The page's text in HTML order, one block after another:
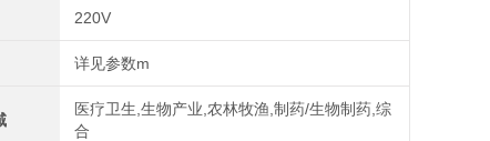
220V
详见参数m
医疗卫生,生物产业,农林牧渔,制药/生物制药,综
合